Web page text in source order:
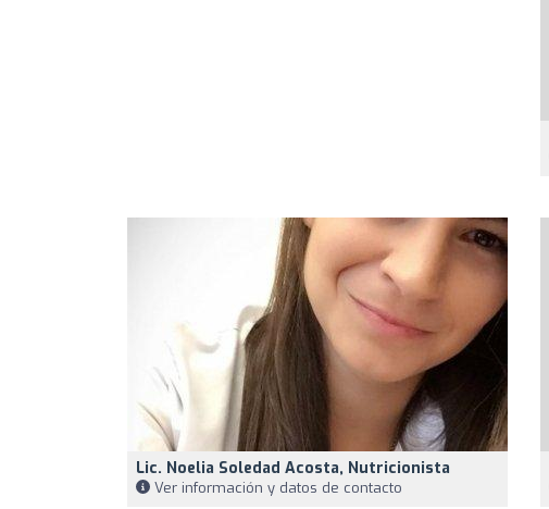
Lic. Noelia Soledad Acosta, Nutricionista
Ver información y datos de contacto